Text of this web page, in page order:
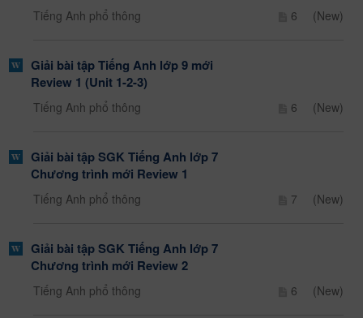
Tiếng Anh phổ thông 6 (New)
Giải bài tập Tiếng Anh lớp 9 mới
Review 1 (Unit 1-2-3)
Tiếng Anh phổ thông 6 (New)
Giải bài tập SGK Tiếng Anh lớp 7
Chương trình mới Review 1
Tiếng Anh phổ thông 7 (New)
Giải bài tập SGK Tiếng Anh lớp 7
Chương trình mới Review 2
Tiếng Anh phổ thông 6 (New)